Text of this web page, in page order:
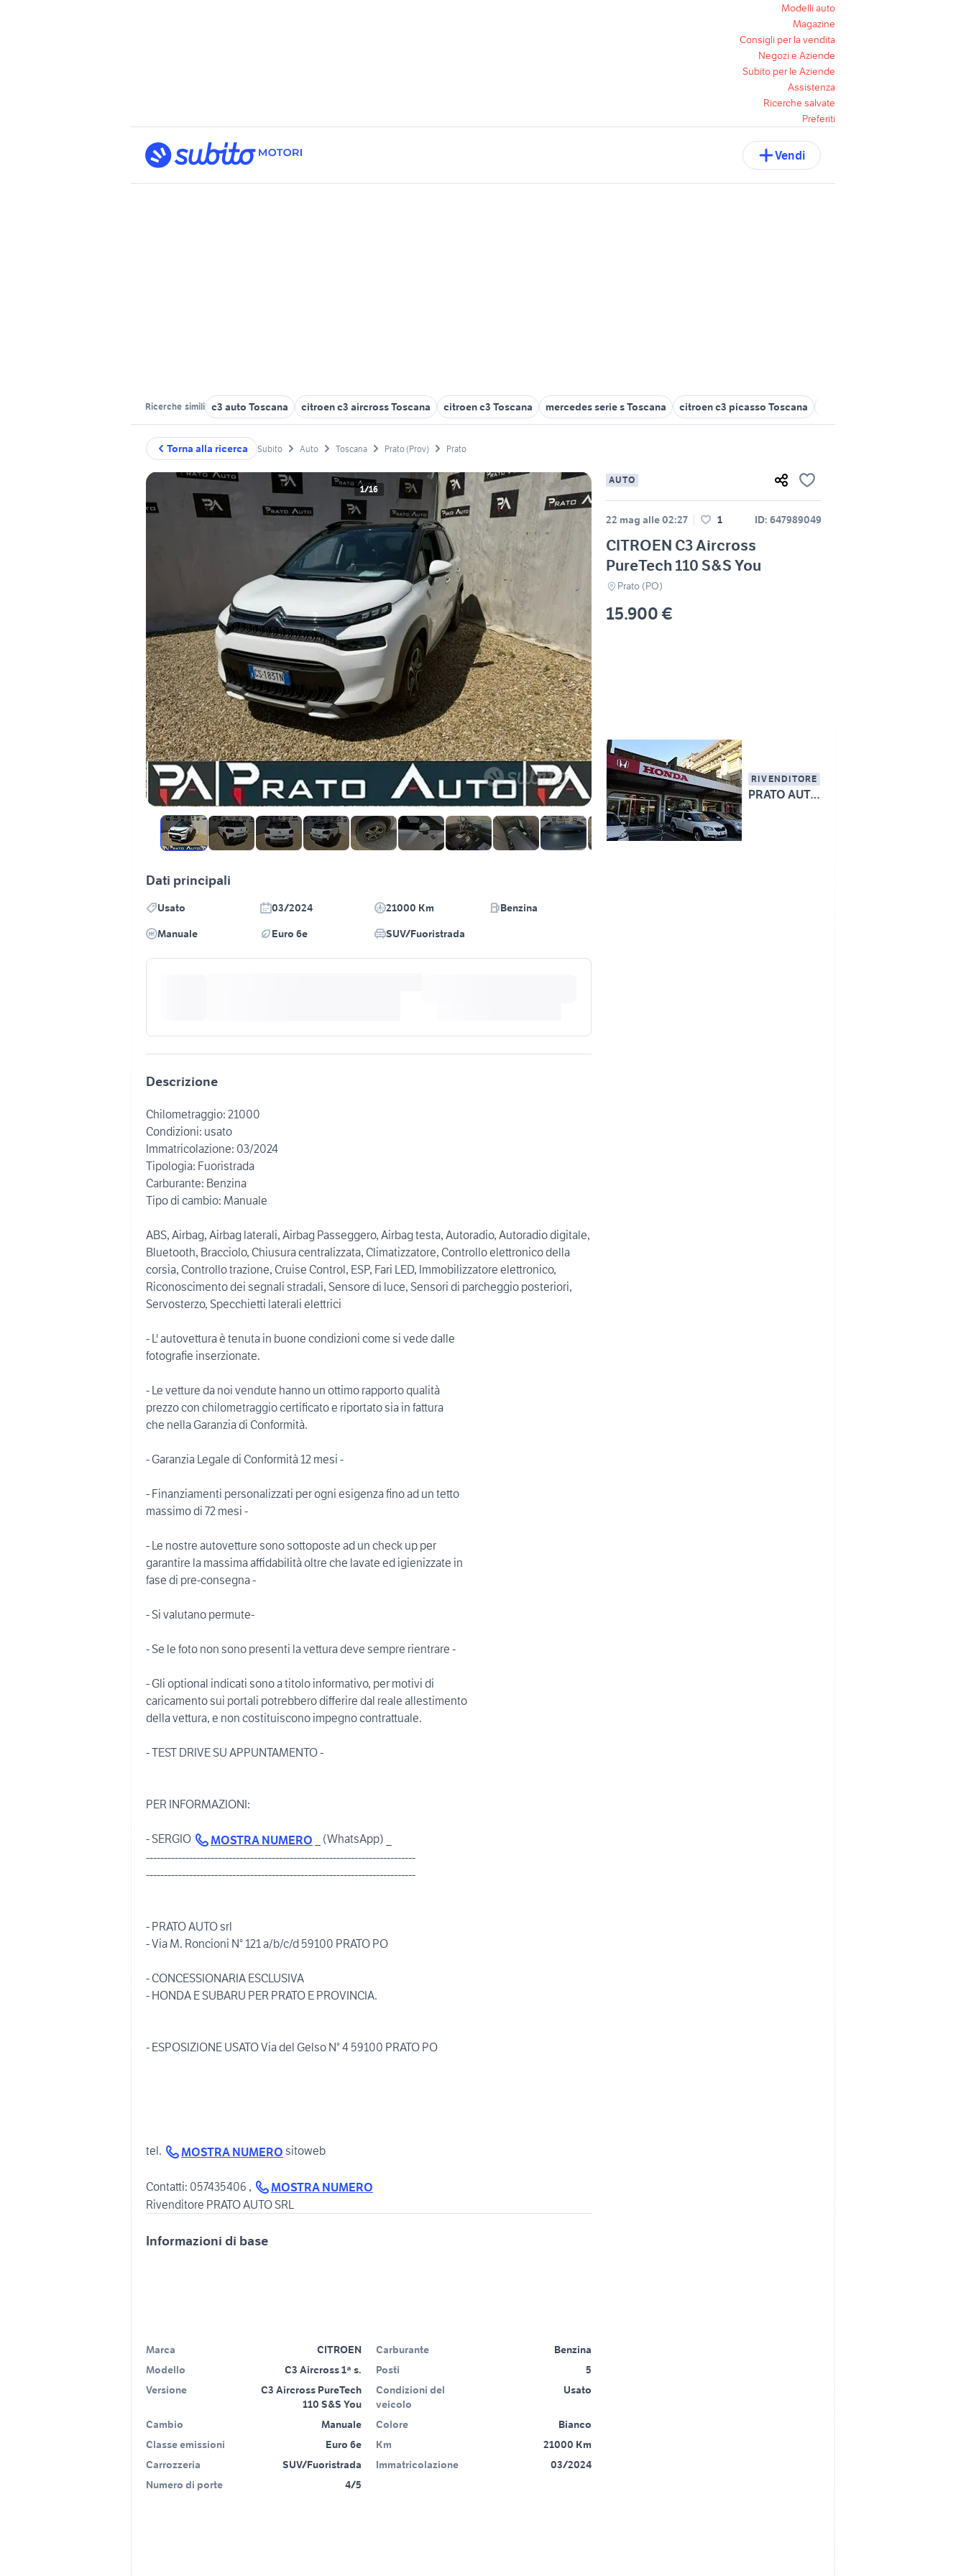
Modelli auto
Magazine
Consigli per la vendita
Negozi e Aziende
Subito per le Aziende
Assistenza
Ricerche salvate
Preferiti
Vendi
Ricerche simili c3 auto Toscana citroen c3 aircross Toscana citroen c3 Toscana mercedes serie s Toscana citroen c3 picasso Toscana
Torna alla ricerca Subito Auto Toscana Prato (Prov) Prato
1/16
AUTO
22 mag alle 02:27 1 ID: 647989049
CITROEN C3 Aircross
PureTech 110 S&S You
Prato (PO)
15.900 €
RIVENDITORE
PRATO AUTO SRL
Dati principali
Usato 03/2024 21000 Km
Benzina
Manuale
Euro 6e SUV/Fuoristrada
Descrizione
Chilometraggio: 21000
Condizioni: usato
Immatricolazione: 03/2024
Tipologia: Fuoristrada
Carburante: Benzina
Tipo di cambio: Manuale
ABS, Airbag, Airbag laterali, Airbag Passeggero, Airbag testa, Autoradio, Autoradio digitale,
Bluetooth, Bracciolo, Chiusura centralizzata, Climatizzatore, Controllo elettronico della
corsia, Controllo trazione, Cruise Control, ESP, Fari LED, Immobilizzatore elettronico,
Riconoscimento dei segnali stradali, Sensore di luce, Sensori di parcheggio posteriori,
Servosterzo, Specchietti laterali elettrici
- L' autovettura è tenuta in buone condizioni come si vede dalle
fotografie inserzionate.
- Le vetture da noi vendute hanno un ottimo rapporto qualità
prezzo con chilometraggio certificato e riportato sia in fattura
che nella Garanzia di Conformità.
- Garanzia Legale di Conformità 12 mesi -
- Finanziamenti personalizzati per ogni esigenza fino ad un tetto
massimo di 72 mesi -
- Le nostre autovetture sono sottoposte ad un check up per
garantire la massima affidabilità oltre che lavate ed igienizzate in
fase di pre-consegna -
- Si valutano permute-
- Se le foto non sono presenti la vettura deve sempre rientrare -
- Gli optional indicati sono a titolo informativo, per motivi di
caricamento sui portali potrebbero differire dal reale allestimento
della vettura, e non costituiscono impegno contrattuale.
- TEST DRIVE SU APPUNTAMENTO -
PER INFORMAZIONI:
- SERGIO MOSTRA NUMERO _ (WhatsApp) _
---------------------------------------------------------------------------
---------------------------------------------------------------------------
- PRATO AUTO srl
- Via M. Roncioni N° 121 a/b/c/d 59100 PRATO PO
- CONCESSIONARIA ESCLUSIVA
- HONDA E SUBARU PER PRATO E PROVINCIA.
- ESPOSIZIONE USATO Via del Gelso N° 4 59100 PRATO PO
tel. MOSTRA NUMERO sitoweb
Contatti: 057435406 ,
MOSTRA NUMERO
Rivenditore PRATO AUTO SRL
Informazioni di base
Marca
CITROEN
Modello
C3 Aircross 1ª s.
Versione
C3 Aircross PureTech
110 S&S You
Cambio
Manuale
Classe emissioni
Euro 6e
Carrozzeria
SUV/Fuoristrada
Numero di porte
4/5
Carburante
Benzina
Posti
5
Condizioni del
veicolo
Usato
Colore
Bianco
Km
21000 Km
Immatricolazione
03/2024